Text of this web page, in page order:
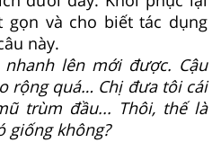
gọn và cho biết tác dụng
này.
nhanh lên mới được. Cậu
rộng quá… Chị đưa tôi cái
trùm đầu... Thôi, thế là
giống không?